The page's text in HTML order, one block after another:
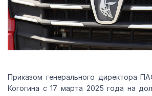
Приказом генерального директора
Когогина с 17 марта 2025 года на